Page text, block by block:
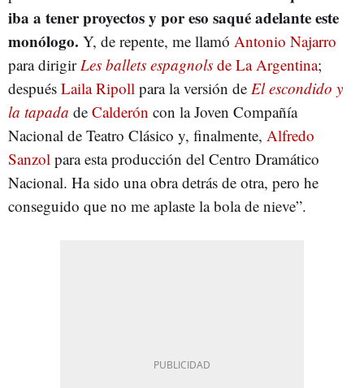
iba a tener proyectos y por eso saqué adelante este
monólogo. Y, de repente, me llamó Antonio Najarro
para dirigir Les ballets espagnols de La Argentina;
después Laila Ripoll para la versión de El escondido y
la tapada de Calderón con la Joven Compañía
Nacional de Teatro Clásico y, finalmente, Alfredo
Sanzol para esta producción del Centro Dramático
Nacional. Ha sido una obra detrás de otra, pero he
conseguido que no me aplaste la bola de nieve”.